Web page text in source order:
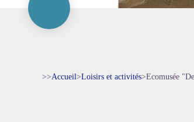
>>Accueil>Loisirs et activités>Ecomusée